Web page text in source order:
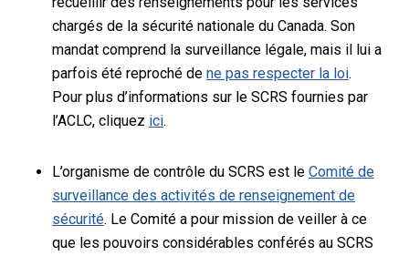
chargés de la sécurité nationale du Canada. Son
mandat comprend la surveillance légale, mais il lui a
parfois été reproché de ne pas respecter la loi.
Pour plus d’informations sur le SCRS fournies par
l’ACLC, cliquez ici.
L’organisme de contrôle du SCRS est le Comité de
surveillance des activités de renseignement de
sécurité. Le Comité a pour mission de veiller à ce
que les pouvoirs considérables conférés au SCRS